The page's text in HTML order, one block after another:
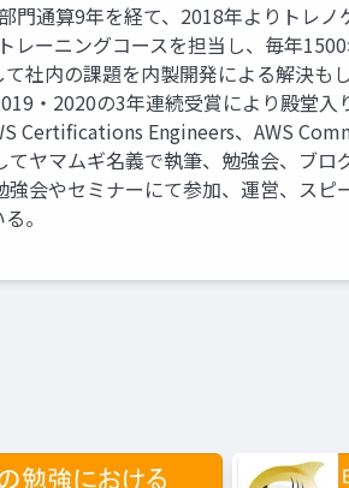
通算9年を経て、2018年よりトレノ
ーニングコースを担当し、毎年
社内の課題を内製開発による解決もし
・2020の3年連続受賞により殿堂入
Certifications Engineers、AWS
ヤマムギ名義で執筆、勉強会、ブロ
会やセミナーにて参加、運営、スピ
。